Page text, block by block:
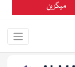
میگزین